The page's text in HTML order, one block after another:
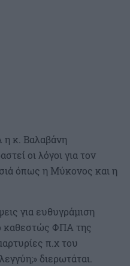
η κ. Βαλαβάνη
οι λόγοι για τον
όπως η Μύκονος και η
για ευθυγράμιση
καθεστώς ΦΠΑ της
π.χ του
διερωτάται.